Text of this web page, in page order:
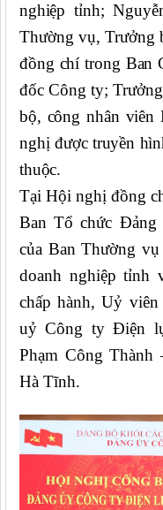
nghiệp tỉnh;
Thường vụ, Trưởng
đồng chí trong Ban
đốc Công ty;
bộ, công nhân
nghị được truyền
thuộc.
Tại Hội nghị đồng
Ban Tổ chức
của Ban Thường
doanh nghiệp tỉnh
chấp hành, Uỷ
uỷ Công ty Điện
Phạm Công
Hà Tĩnh.